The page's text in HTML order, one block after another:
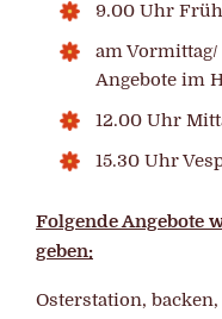
9.00 Uhr
am
Angebote im
12.00 Uhr
15.30 Uhr
Folgende Angebote
geben:
Osterstation,